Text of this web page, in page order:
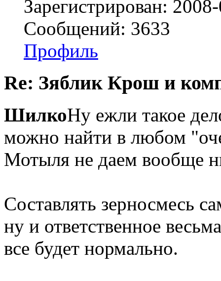
Зарегистрирован:
Сообщений: 3633
Профиль
Re: Зяблик Крош и
ШилкоНу ежли такое
можно найти в любом
Мотыля не даем вообще
Составлять зерносмесь
ну и ответственное
все будет нормально.